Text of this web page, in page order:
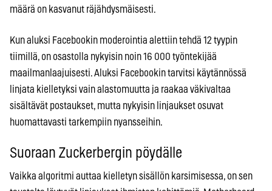
määrä on kasvanut räjähdysmäisesti.
Kun aluksi Facebookin moderointia alettiin tehdä 12 tyypin
tiimillä, on osastolla nykyisin noin 16 000 työntekijää
maailmanlaajuisesti. Aluksi Facebookin tarvitsi käytännössä
linjata kielletyksi vain alastomuutta ja raakaa väkivaltaa
sisältävät postaukset, mutta nykyisin linjaukset osuvat
huomattavasti tarkempiin nyansseihin.
Suoraan Zuckerbergin pöydälle
Vaikka algoritmi auttaa kielletyn sisällön karsimisessa, on sen